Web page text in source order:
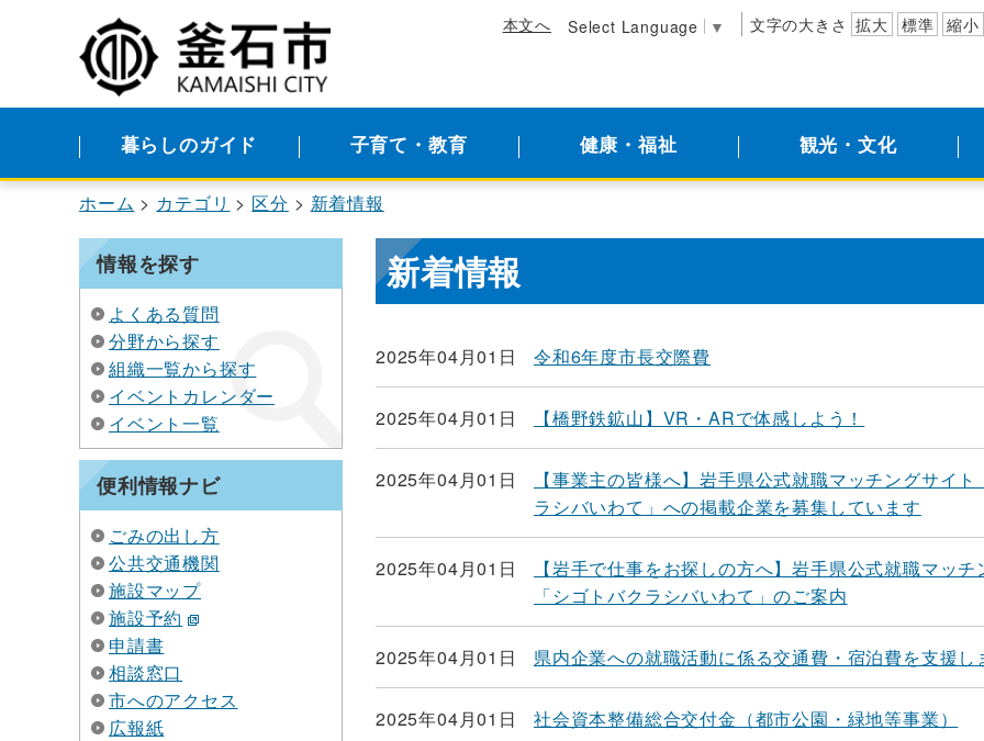
本文へ Select Language ▼ 文字の大きさ 拡大 標準 縮小
暮らしのガイド 子育て・教育 健康・福祉 観光・文化
ホーム カテゴリ 区分 新着情報
情報を探す
よくある質問
分野から探す
組織一覧から探す
イベントカレンダー
イベント一覧
便利情報ナビ
ごみの出し方
公共交通機関
施設マップ
施設予約
申請書
相談窓口
市へのアクセス
広報紙
新着情報
2025年04月01日 令和6年度市長交際費
2025年04月01日 【橋野鉄鉱山】VR・ARで体感しよう！
2025年04月01日
【事業主の皆様へ】岩手県公式就職マッチングサイト
ラシバいわて」への掲載企業を募集しています
2025年04月01日
【岩手で仕事をお探しの方へ】岩手県公式就職マッチ
「シゴトバクラシバいわて」のご案内
2025年04月01日 県内企業への就職活動に係る交通費・宿泊費を支援し
2025年04月01日 社会資本整備総合交付金（都市公園・緑地等事業）